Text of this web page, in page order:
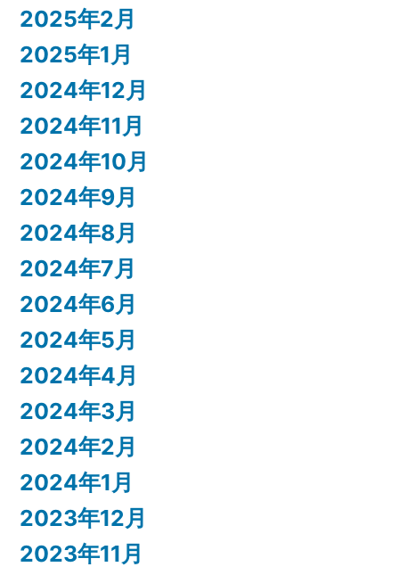
2025年2月
2025年1月
2024年12月
2024年11月
2024年10月
2024年9月
2024年8月
2024年7月
2024年6月
2024年5月
2024年4月
2024年3月
2024年2月
2024年1月
2023年12月
2023年11月